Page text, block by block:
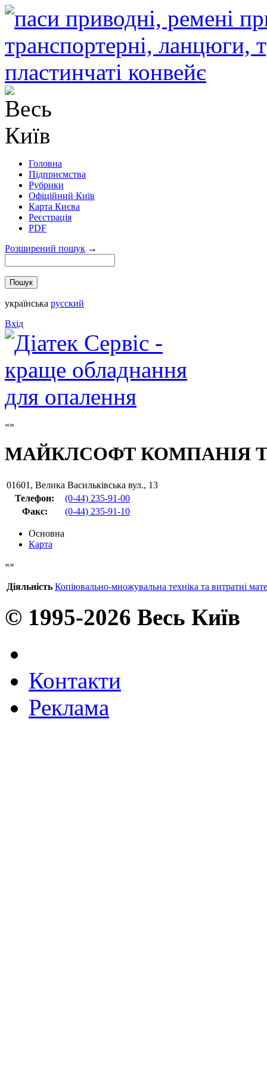
Головна
Підприємства
Рубрики
Офіційний Київ
Карта Києва
Реєстрація
PDF
Розширений пошук →
українська русский
Вхід
МАЙКЛСОФТ КОМПАНІЯ
01601 , Велика Васильківська вул., 13
Телефон:
(0-44) 235-91-00
Факс: (0-44) 235-91-10
Основна
Карта
Діяльність Копіювально-множувальна техніка та витратні
© 1995-2026 Весь Київ
Контакти
Реклама